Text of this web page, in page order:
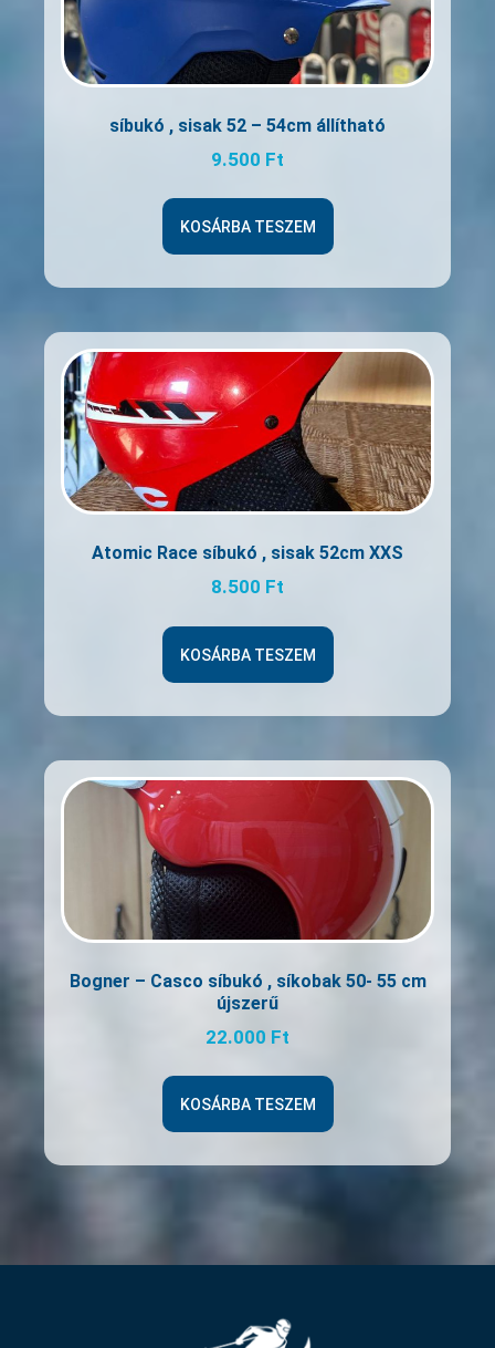
síbukó , sisak 52 – 54cm állítható
9.500 Ft
KOSÁRBA TESZEM
Atomic Race síbukó , sisak 52cm XXS
8.500 Ft
KOSÁRBA TESZEM
Bogner – Casco síbukó , síkobak 50- 55 cm
újszerű
22.000 Ft
KOSÁRBA TESZEM